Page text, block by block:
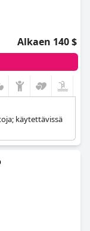
Alkaen 140 $
käytettävissä